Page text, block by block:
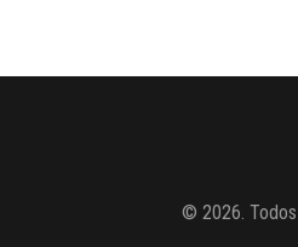
© 2026.